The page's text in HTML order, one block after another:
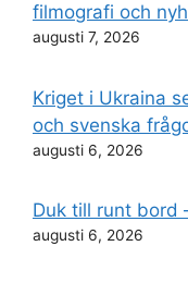
filmografi och
augusti 7, 2026
Kriget i Ukraina
och svenska
augusti 6, 2026
Duk till runt bord
augusti 6, 2026